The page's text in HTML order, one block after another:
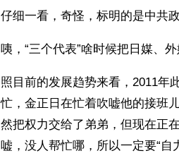
仔细一看，奇怪，标明的是中共
咦，“三个代表”啥时候把日媒、
照目前的发展趋势来看，2011年
忙，金正日在忙着吹嘘他的接班
然把权力交给了弟弟，但现在正
嘘，没人帮忙哪，所以一定要“自